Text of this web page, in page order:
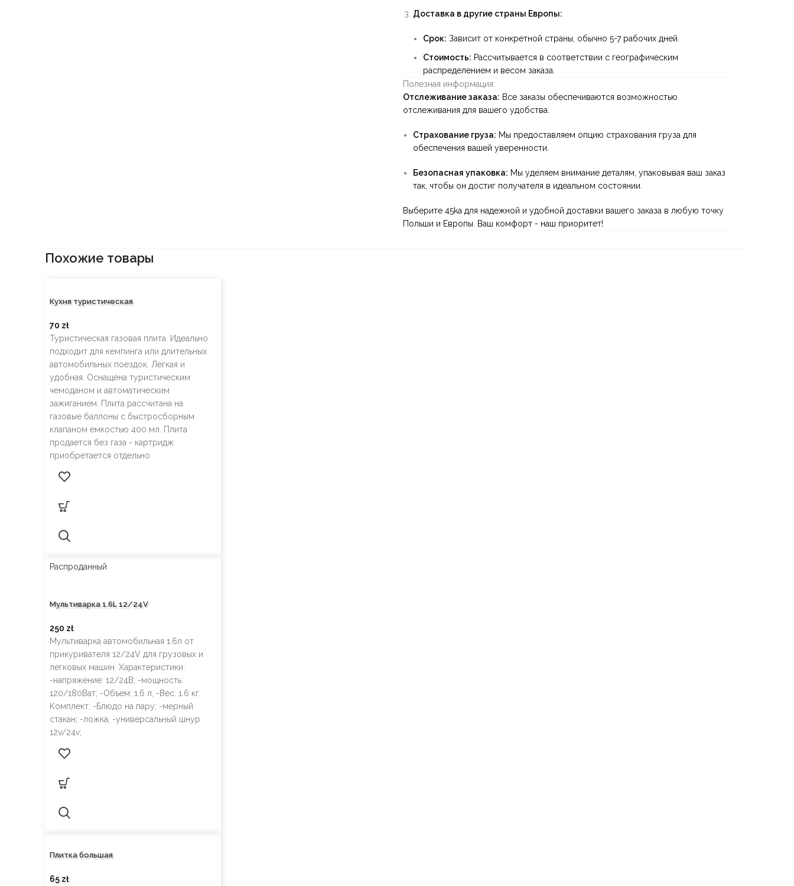
Доставка в другие страны Европы:
Срок: Зависит от конкретной страны, обычно 5-7 рабочих дней.
Стоимость: Рассчитывается в соответствии с географическим
распределением и весом заказа.
Полезная информация:
Отслеживание заказа: Все заказы обеспечиваются возможностью
отслеживания для вашего удобства.
Страхование груза: Мы предоставляем опцию страхования груза для
обеспечения вашей уверенности.
Безопасная упаковка: Мы уделяем внимание деталям, упаковывая ваш заказ
так, чтобы он достиг получателя в идеальном состоянии.
Выберите 45ka для надежной и удобной доставки вашего заказа в любую точку
Польши и Европы. Ваш комфорт - наш приоритет!
Похожие товары
Кухня туристическая
70 zł
Туристическая газовая плита. Идеально
подходит для кемпинга или длительных
автомобильных поездок. Легкая и
удобная. Оснащена туристическим
чемоданом и автоматическим
зажиганием. Плита рассчитана на
газовые баллоны с быстросборным
клапаном емкостью 400 мл. Плита
продается без газа - картридж
приобретается отдельно
Распроданный
Мультиварка 1.6L 12/24V
250 zł
Мультиварка автомобильная 1.6л от
прикуривателя 12/24V для грузовых и
легковых машин. Характеристики:
-напряжение: 12/24В; -мощность:
120/180Ват; -Объем: 1.6 л, -Вес: 1.6 кг.
Комплект: -Блюдо на пару; -мерный
стакан; -ложка; -универсальный шнур
12v/24v;
Плитка большая
65 zł